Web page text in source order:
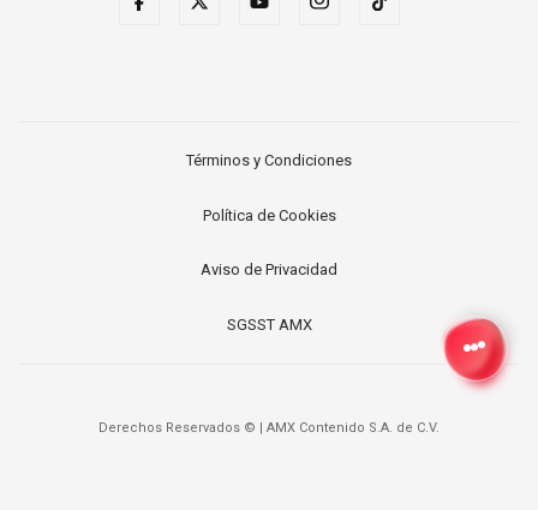
Términos y Condiciones
Política de Cookies
Aviso de Privacidad
SGSST AMX
Derechos Reservados © AMX Contenido S.A. de C.V.